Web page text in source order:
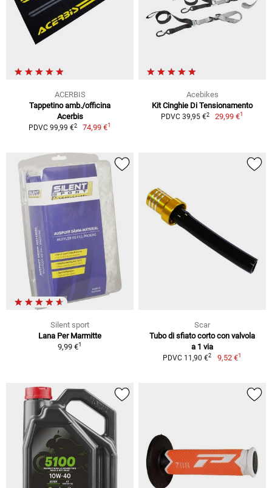
ACERBIS
Tappetino amb./officina
Acerbis
PDVC 99,99 €2 74,99 €1
Acebikes
Kit Cinghie Di Tensionamento
PDVC 39,95 €2 29,99 €1
Silent sport
Lana Per Marmitte
9,99 €1
Scar
Tubo di sfiato corto con valvola
a 1 via
PDVC 11,90 €2 9,52 €1